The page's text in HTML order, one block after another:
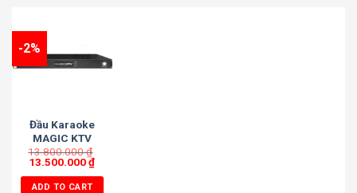
-2%
Đầu Karaoke
MAGIC KTV
XMAX 4TB
13.800.000₫
13.500.000₫
ADD TO CART